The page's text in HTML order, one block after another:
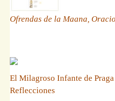
Ofrendas de la Maana,
El Milagroso Infante de
Reflecciones